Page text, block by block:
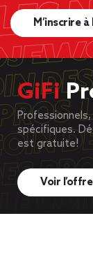
M’inscrire
GiFi
spécifiques.
est gratuite!
Voir